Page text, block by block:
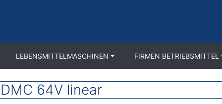
LEBENSMITTELMASCHINEN FIRMEN BETRIEBSMITTEL
64V linear